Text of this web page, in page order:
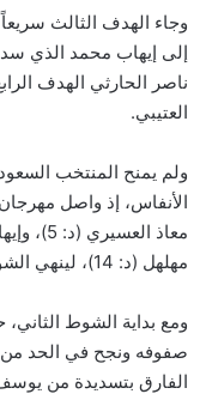
وجاء الهدف الثالث
إلى إيهاب محمد الذي
ناصر الحارثي الهدف
العتيبي.
ولم يمنح المنتخب
الأنفاس، إذ واصل
مهلهل (د: 14)، لينهي الشوط الأول متقدماً بنتيجة 8/ 0.
ومع بداية الشوط
صفوفه ونجح في الحد من
الفارق بتسديدة من